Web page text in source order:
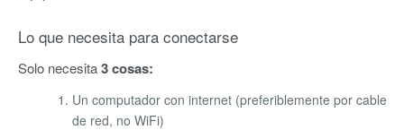
Lo que necesita para conectarse
Solo necesita3 cosas:
Un computador con internet (preferiblemente por cable
de red, no WiFi)